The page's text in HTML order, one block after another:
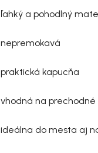
ľahký a pohodlný
nepremokavá
praktická kapucňa
vhodná na prechodné
ideálna do mesta aj